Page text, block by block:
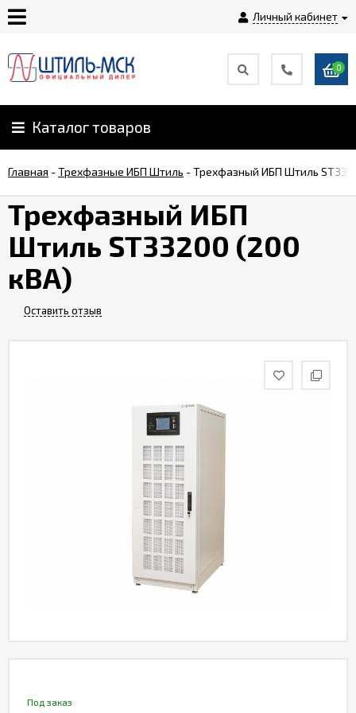
Личный кабинет
Главная
О
Оплата
Монтаж
0
Каталог товаров
Главная -Трехфазные ИБП Штиль -Трехфазный ИБП Штиль
Трехфазный ИБП
Штиль ST33200 (200
кВА)
Оставить отзыв
Под заказ